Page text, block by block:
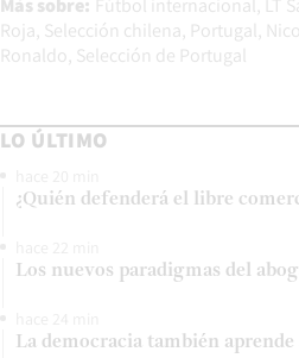
Más sobre: Fútbol internacional LT
Roja Selección chilena Portugal
Ronaldo Selección de Portugal
LO ÚLTIMO
¿Quién defenderá el libre
Los nuevos paradigmas del
La democracia también